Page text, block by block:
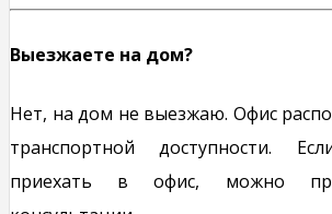
Выезжаете на дом?
Нет, на дом не выезжаю. Офис
транспортной доступности.
приехать в офис, можно